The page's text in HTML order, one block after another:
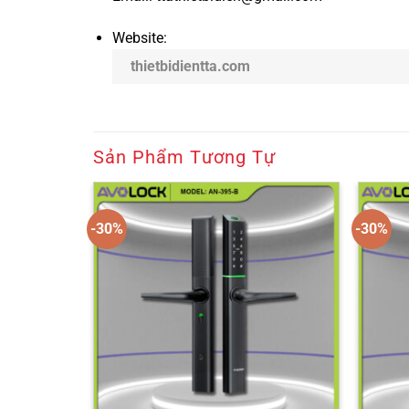
Website:
thietbidientta.com
Sản Phẩm Tương Tự
-30% -30%